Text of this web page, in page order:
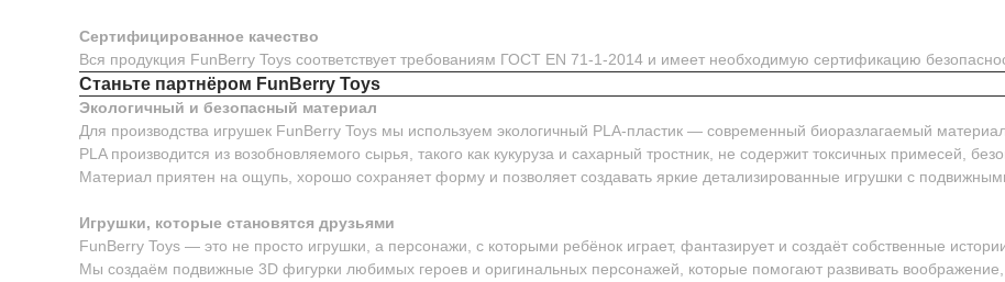
Сертифицированное качество
Вся продукция FunBerry Toys соответствует требованиям ГОСТ EN 71-1-2014 и имеет необходимую сертификацию
Станьте партнёром FunBerry Toys
Экологичный и безопасный материал
Для производства игрушек FunBerry Toys мы используем экологичный PLA-пластик — современный биоразлагаемый
PLA производится из возобновляемого сырья, такого как кукуруза и сахарный тростник, не содержит токсичных примесей,
Материал приятен на ощупь, хорошо сохраняет форму и позволяет создавать яркие детализированные игрушки с
Игрушки, которые становятся друзьями
FunBerry Toys — это не просто игрушки, а персонажи, с которыми ребёнок играет, фантазирует и создаёт собственные
Мы создаём подвижные 3D фигурки любимых героев и оригинальных персонажей, которые помогают развивать